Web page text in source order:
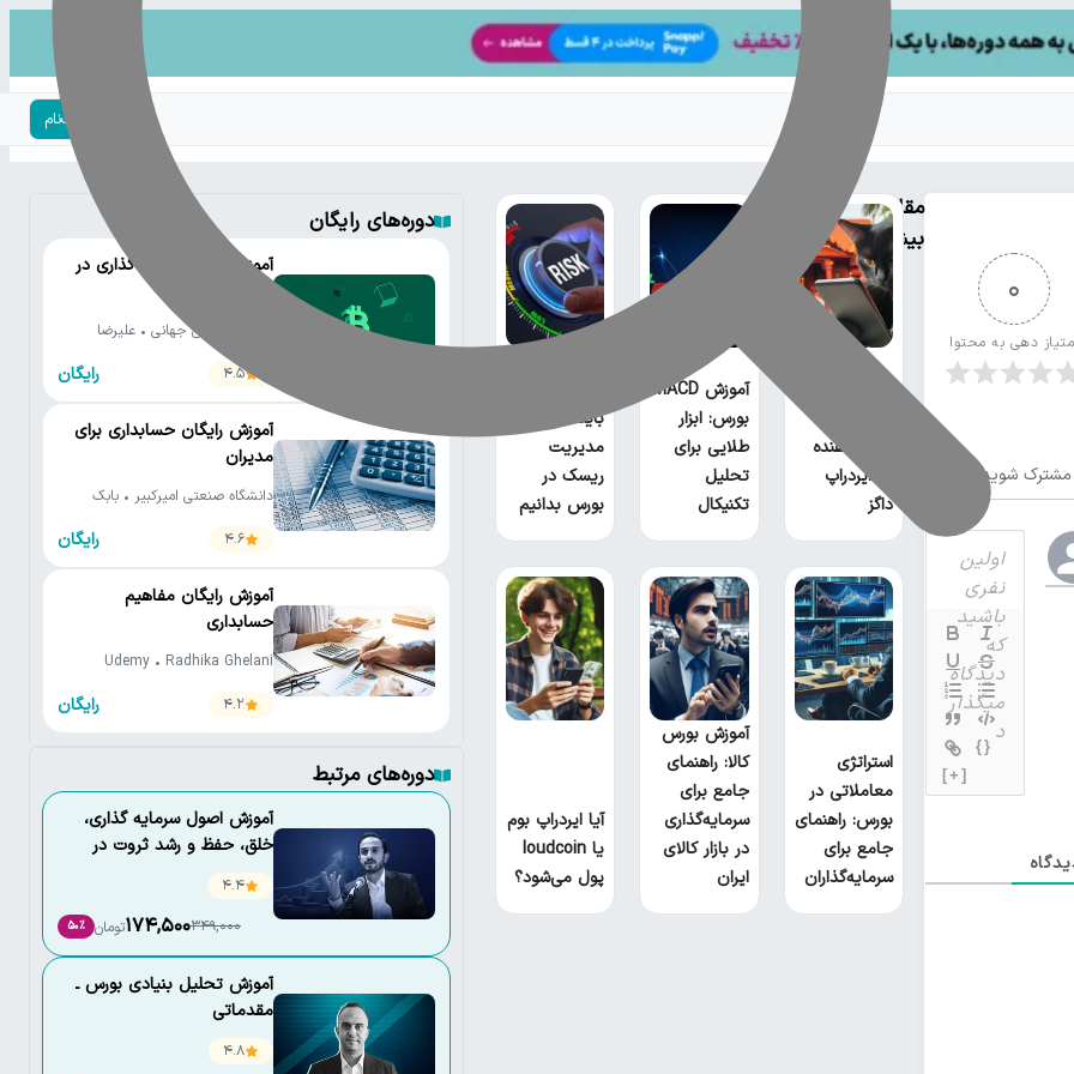
ورود | ثبت‌نام
0
دهی به محتوا
مشترک شوید
{}
[+]
مقالات
بیشتر
ادامه دهنده
راه ایردراپ
داگز
آموزش MACD
بورس: ابزار
طلایی برای
تحلیل
تکنیکال
باید در مورد
مدیریت
ریسک در
بورس بدانیم
استراتژی
معاملاتی در
بورس: راهنمای
جامع برای
سرمایه‌گذاران
آموزش بورس
کالا: راهنمای
جامع برای
سرمایه‌گذاری
در بازار کالای
ایران
آیا ایردراپ بوم
یا loudcoin
پول می‌شود؟
دوره‌های رایگان
آموزش جامع سرمایه‌گذاری در
بیت‌پین • علی جهانی • علیرضا
محمدی • کارن آهنگری • رضا
محمدپور • محسن صالح • محمد
4.5 رایگان
آموزش رایگان حسابداری برای
مدیران
دانشگاه صنعتی امیرکبیر • بابک
4.6
رایگان
آموزش رایگان مفاهیم
حسابداری
Udemy • Radhika Ghelani
4.2
رایگان
دوره‌های مرتبط
آموزش اصول سرمايه گذاری،
خلق، حفظ و رشد ثروت در
4.4
349,000
174,500تومان 50٪
آموزش تحلیل بنیادی بورس ـ
مقدماتی
4.8